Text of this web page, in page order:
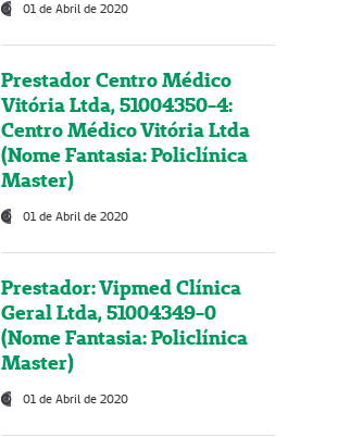
01 de Abril de 2020
Prestador Centro Médico
Vitória Ltda, 51004350-4:
Centro Médico Vitória Ltda
(Nome Fantasia: Policlínica
Master)
01 de Abril de 2020
Prestador: Vipmed Clínica
Geral Ltda, 51004349-0
(Nome Fantasia: Policlínica
Master)
01 de Abril de 2020